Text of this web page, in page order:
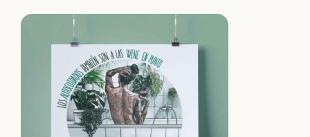
original
era:
15,50 €.
actual
es: